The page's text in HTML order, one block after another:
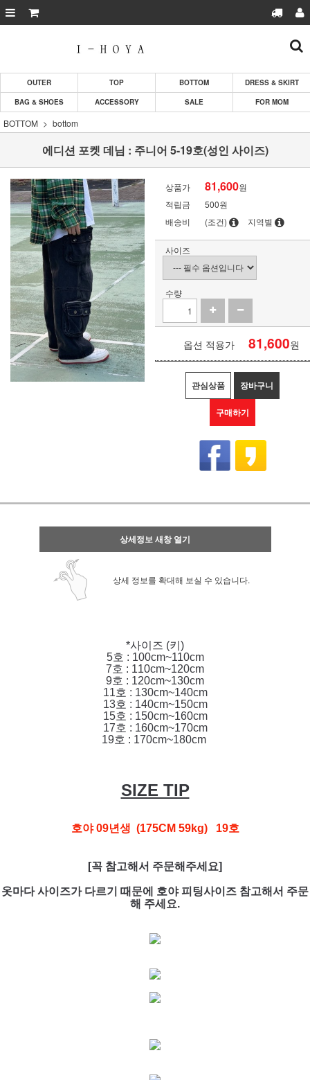
OUTER TOP BOTTOM
DRESS & SKIRT
BAG & SHOES
ACCESSORY SALE FOR MOM
BOTTOM bottom
에디션 포켓 데님 : 주니어 5-19호(성인 사이즈)
상품가 81,600원
적립금
500원
배송비
(조건) 지역별
사이즈
수량
옵션 적용가 81,600원
관심상품 장바구니
구매하기
상세정보 새창 열기
상세 정보를 확대해 보실 수 있습니다.
*사이즈 (키)
5호 : 100cm~110cm
7호 : 110cm~120cm
9호 : 120cm~130cm
11호 : 130cm~140cm
13호 : 140cm~150cm
15호 : 150cm~160cm
17호 : 160cm~170cm
19호 : 170cm~180cm
SIZE TIP
호야 09년생 (175CM 59kg) 19호
[꼭 참고해서 주문해주세요]
옷마다 사이즈가 다르기 때문에 호야 피팅사이즈 참고해서 주문
해 주세요.